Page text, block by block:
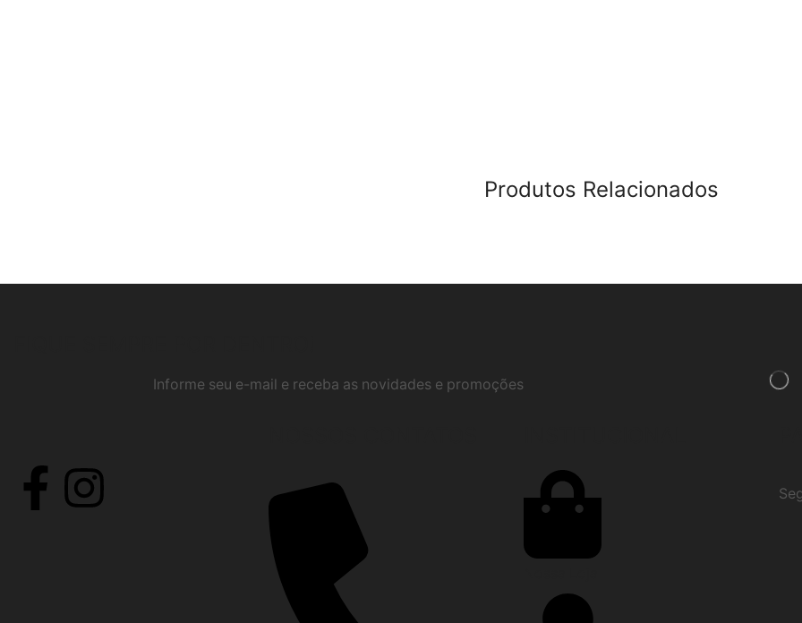
Produtos Relacionados
Informe seu e-mail e receba as novidades e promoções